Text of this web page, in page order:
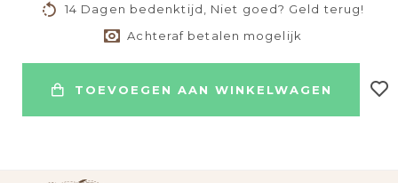
14 Dagen bedenktijd, Niet goed? Geld terug!
Achteraf betalen mogelijk
TOEVOEGEN AAN WINKELWAGEN